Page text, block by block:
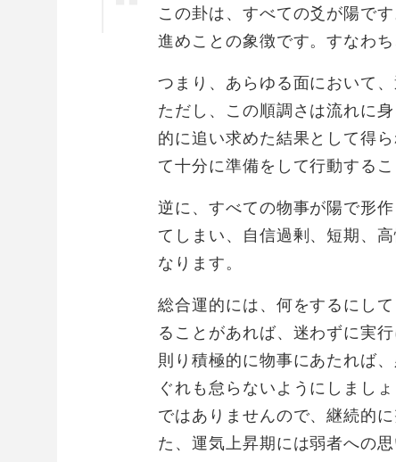
この卦は、すべての爻が陽で
進めことの象徴です。すなわ
つまり、あらゆる面において
ただし、この順調さは流れに
的に追い求めた結果として得
て十分に準備をして行動するこ
逆に、すべての物事が陽で形
てしまい、自信過剰、短期、
なります。
総合運的には、何をするにし
ることがあれば、迷わずに実
則り積極的に物事にあたれば
ぐれも怠らないようにしまし
ではありませんので、継続的
た、運気上昇期には弱者への